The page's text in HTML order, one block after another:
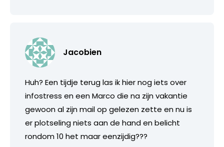
Jacobien
Huh? Een tijdje terug las ik hier nog iets over
infostress en een Marco die na zijn vakantie
gewoon al zijn mail op gelezen zette en nu is
er plotseling niets aan de hand en belicht
rondom 10 het maar eenzijdig???